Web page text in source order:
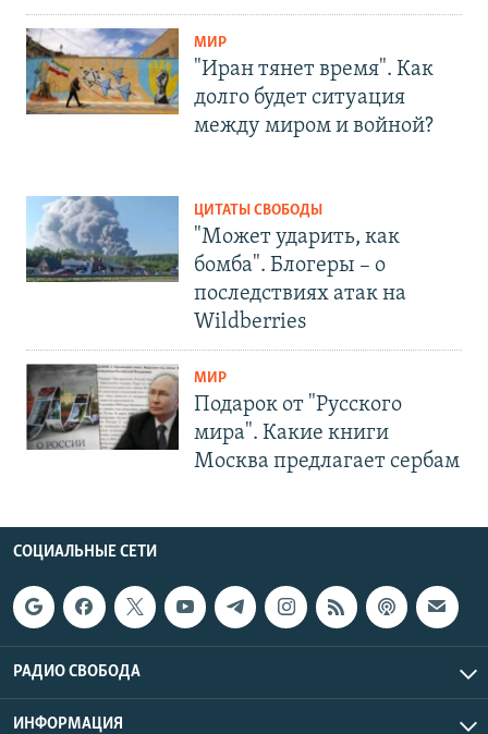
МИР
"Иран тянет время". Как
долго будет ситуация
между миром и войной?
ЦИТАТЫ СВОБОДЫ
"Может ударить, как
бомба". Блогеры – о
последствиях атак на
Wildberries
МИР
Подарок от "Русского
мира". Какие книги
Москва предлагает сербам
СОЦИАЛЬНЫЕ СЕТИ
РАДИО СВОБОДА
ИНФОРМАЦИЯ